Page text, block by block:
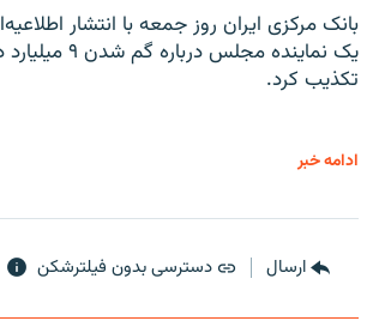
بانک مرکزی ایران روز جمعه با انتشار
یک نماینده مجلس
تکذیب کرد.
ادامه خبر
ارسال دسترسی بدون فیلترشکن